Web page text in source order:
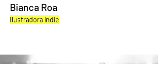
Bianca Roa
Ilustradora indie